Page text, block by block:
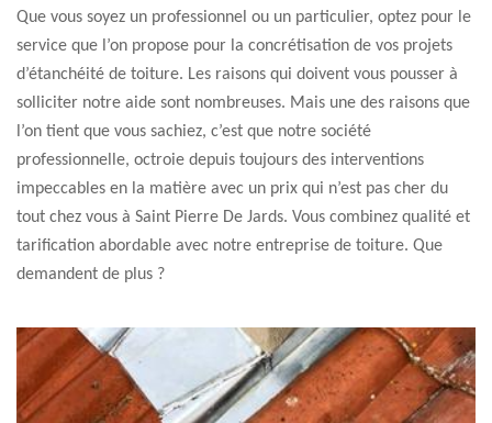
Que vous soyez un professionnel ou un particulier, optez pour le
service que l’on propose pour la concrétisation de vos projets
d’étanchéité de toiture. Les raisons qui doivent vous pousser à
solliciter notre aide sont nombreuses. Mais une des raisons que
l’on tient que vous sachiez, c’est que notre société
professionnelle, octroie depuis toujours des interventions
impeccables en la matière avec un prix qui n’est pas cher du
tout chez vous à Saint Pierre De Jards. Vous combinez qualité et
tarification abordable avec notre entreprise de toiture. Que
demandent de plus ?